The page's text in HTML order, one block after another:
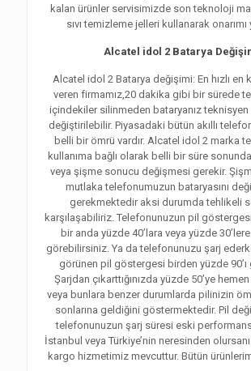
kalan ürünler servisimizde son teknoloji
sıvı temizleme jelleri kullanarak onarımı
Alcatel idol 2 Batarya
Alcatel idol 2 Batarya değişimi: En hızlı en
veren firmamız,20 dakika gibi bir sürede
içindekiler silinmeden bataryanız teknisyen
değiştirilebilir. Piyasadaki bütün akıllı
belli bir ömrü vardır. Alcatel idol 2 marka
kullanıma bağlı olarak belli bir süre
veya şişme sonucu değişmesi gerekir.
mutlaka telefonumuzun bataryasını
gerekmektedir aksi durumda tehlikeli
karşılaşabiliriz. Telefonunuzun pil
bir anda yüzde 40’lara veya yüzde
görebilirsiniz. Ya da telefonunuzu şarj
görünen pil göstergesi birden yüzde
Şarjdan çıkarttığınızda yüzde 50’ye
veya bunlara benzer durumlarda pilinizin
sonlarına geldiğini göstermektedir. Pil
telefonunuzun şarj süresi eski
İstanbul veya Türkiye’nin neresinden
kargo hizmetimiz mevcuttur. Bütün